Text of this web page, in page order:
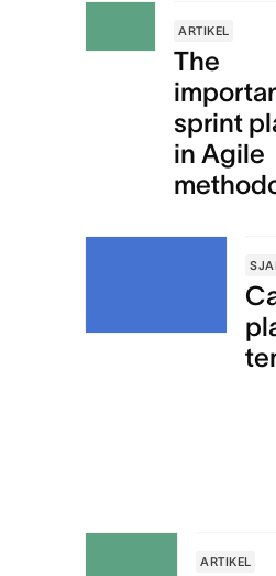
ARTIKEL
The
sprint
in Agile
ARTIKEL